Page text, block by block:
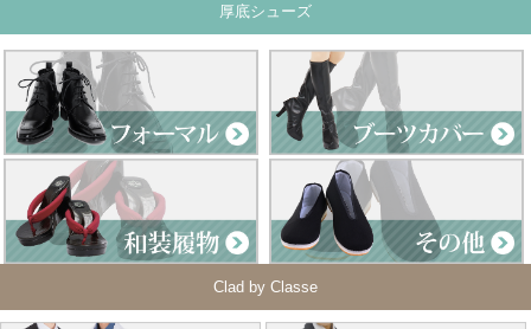
厚底シューズ
Clad by Classe